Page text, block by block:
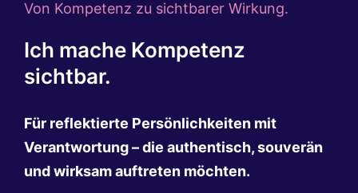
Von Kompetenz zu sichtbarer Wirkung.
Ich mache Kompetenz
sichtbar.
Für reflektierte Persönlichkeiten mit
Verantwortung – die authentisch, souverän
und wirksam auftreten möchten.